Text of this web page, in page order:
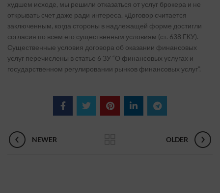
худшем исходе, мы решили отказаться от услуг брокера и не
открывать счет даже ради интереса. «Договор считается
заключенным, когда стороны в надлежащей форме достигли
согласия по всем его существенным условиям (ст. 638 ГКУ).
Существенные условия договора об оказании финансовых
услуг перечислены в статье 6 ЗУ “О финансовых услугах и
государственном регулировании рынков финансовых услуг”.
NEWER OLDER